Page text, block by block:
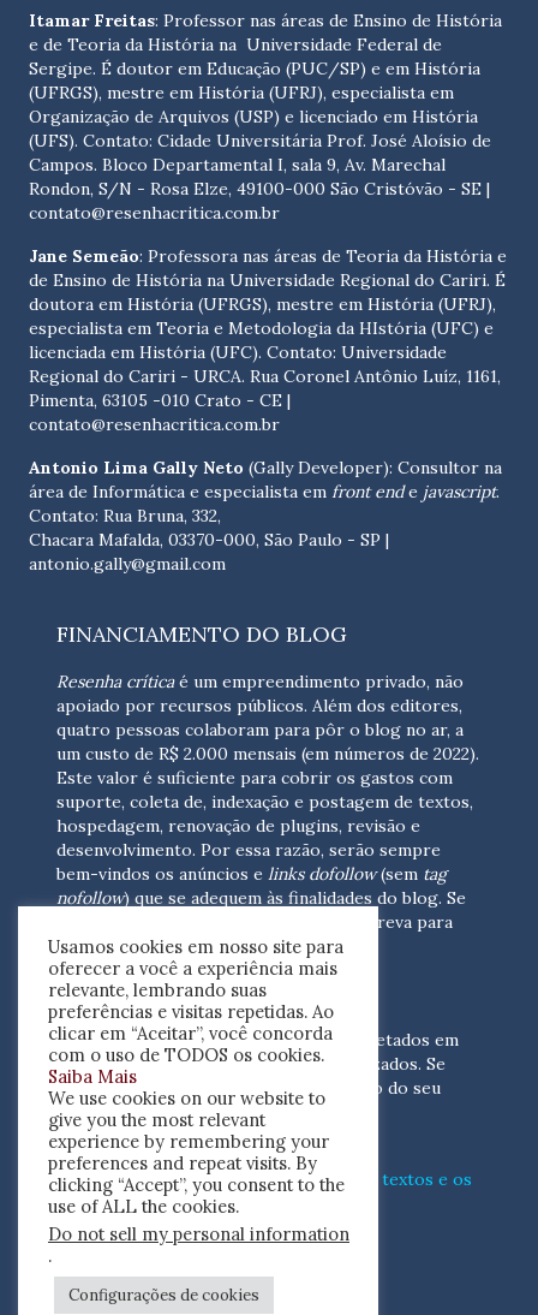
Itamar Freitas: Professor nas áreas de Ensino de História
e de Teoria da História na Universidade Federal de
Sergipe. É doutor em Educação (PUC/SP) e em História
(UFRGS), mestre em História (UFRJ), especialista em
Organização de Arquivos (USP) e licenciado em História
(UFS). Contato: Cidade Universitária Prof. José Aloísio de
Campos. Bloco Departamental I, sala 9, Av. Marechal
Rondon, S/N - Rosa Elze, 49100-000 São Cristóvão - SE |
contato@resenhacritica.com.br
Jane Semeão: Professora nas áreas de Teoria da História e
de Ensino de História na Universidade Regional do Cariri. É
doutora em História (UFRGS), mestre em História (UFRJ),
especialista em Teoria e Metodologia da HIstória (UFC) e
licenciada em História (UFC). Contato: Universidade
Regional do Cariri - URCA. Rua Coronel Antônio Luíz, 1161,
Pimenta, 63105 -010 Crato - CE |
contato@resenhacritica.com.br
Antonio Lima Gally Neto (Gally Developer): Consultor na
área de Informática e especialista em front ende javascript.
Contato: Rua Bruna, 332,
Chacara Mafalda, 03370-000, São Paulo - SP |
antonio.gally@gmail.com
FINANCIAMENTO DO BLOG
Resenha críticaé um empreendimento privado, não
apoiado por recursos públicos. Além dos editores,
quatro pessoas colaboram para pôr o blog no ar, a
um custo de R$ 2.000 mensais (em números de 2022).
Este valor é suficiente para cobrir os gastos com
suporte, coleta de, indexação e postagem de textos,
hospedagem, renovação de plugins, revisão e
desenvolvimento. Por essa razão, serão sempre
bem-vindos os anúncios e links dofollow(sem tag
nofollow) que se adequem às finalidades do blog. Se
escreva para
nós(contato@resenhacritica.com.br)
FONTES E ACERVO
As resenhas, dossiês e sumários são coletados em
periódicos acadêmicos e sites especializados. Se
você tem interesse em divulgar o acervo do seu
periódico, escreva para nós
(contato@resenhacritica.com.br)
Conheça omodocomo processamos os textos e os
índicesdisponibilizados neste blog.
ISSN 2764-0302
Usamos cookies em nosso site para
oferecer a você a experiência mais
relevante, lembrando suas
preferências e visitas repetidas. Ao
clicar em “Aceitar”, você concorda
com o uso de TODOS os cookies.
Saiba Mais
We use cookies on our website to
give you the most relevant
experience by remembering your
preferences and repeat visits. By
clicking “Accept”, you consent to the
use of ALL the cookies.
Do not sell my personal information
.
Configurações de cookies